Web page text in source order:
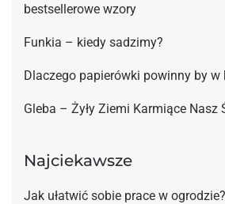
bestsellerowe wzory
Funkia – kiedy sadzimy?
Dlaczego papierówki powinny by w
Gleba – Żyły Ziemi Karmiące Nasz
Najciekawsze
Jak ułatwić sobie prace w